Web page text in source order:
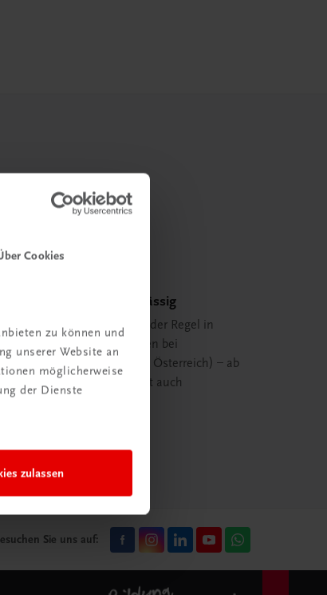
Cookies
zu können und
unserer Website an
möglicherweise
der Dienste
zulassen
Schnell und zuverlässig
Ihre Bestellung ist in der Regel in
spätestens 48 Stunden bei
Ihnen (innerhalb von Österreich) – ab
29,00 EUR Bestellwert auch
Sie uns auf: